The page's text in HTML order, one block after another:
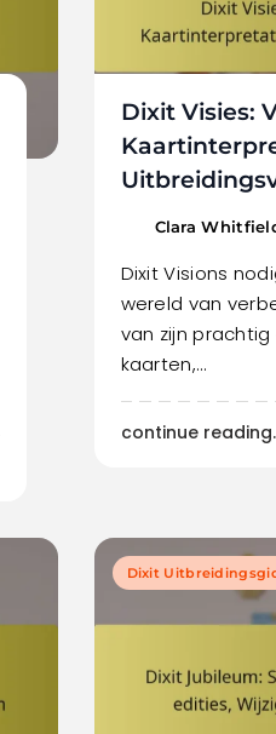
Dixit Visies:
Clara
Dixit Visions
wereld van
van zijn
kaarten,…
continue
Dixit